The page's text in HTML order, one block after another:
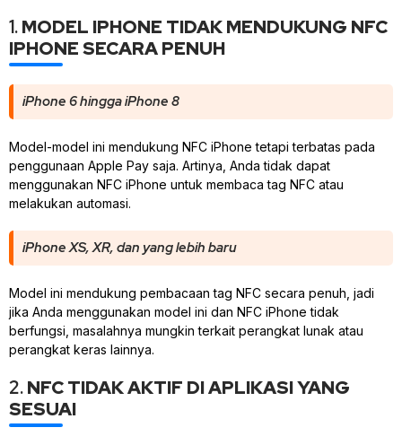
1.MODEL IPHONE TIDAK MENDUKUNG NFC
IPHONE SECARA PENUH
iPhone 6 hingga iPhone 8
Model-model ini mendukung NFC iPhone tetapi terbatas pada
penggunaan Apple Pay saja. Artinya, Anda tidak dapat
menggunakan NFC iPhone untuk membaca tag NFC atau
melakukan automasi.
iPhone XS, XR, dan yang lebih baru
Model ini mendukung pembacaan tag NFC secara penuh, jadi
jika Anda menggunakan model ini dan NFC iPhone tidak
berfungsi, masalahnya mungkin terkait perangkat lunak atau
perangkat keras lainnya.
2.NFC TIDAK AKTIF DI APLIKASI YANG
SESUAI